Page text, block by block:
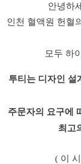
안녕하
인천 혈액원 헌혈
모두 하
투티는 디자인 설
주문자의 요구에
최고
( 이